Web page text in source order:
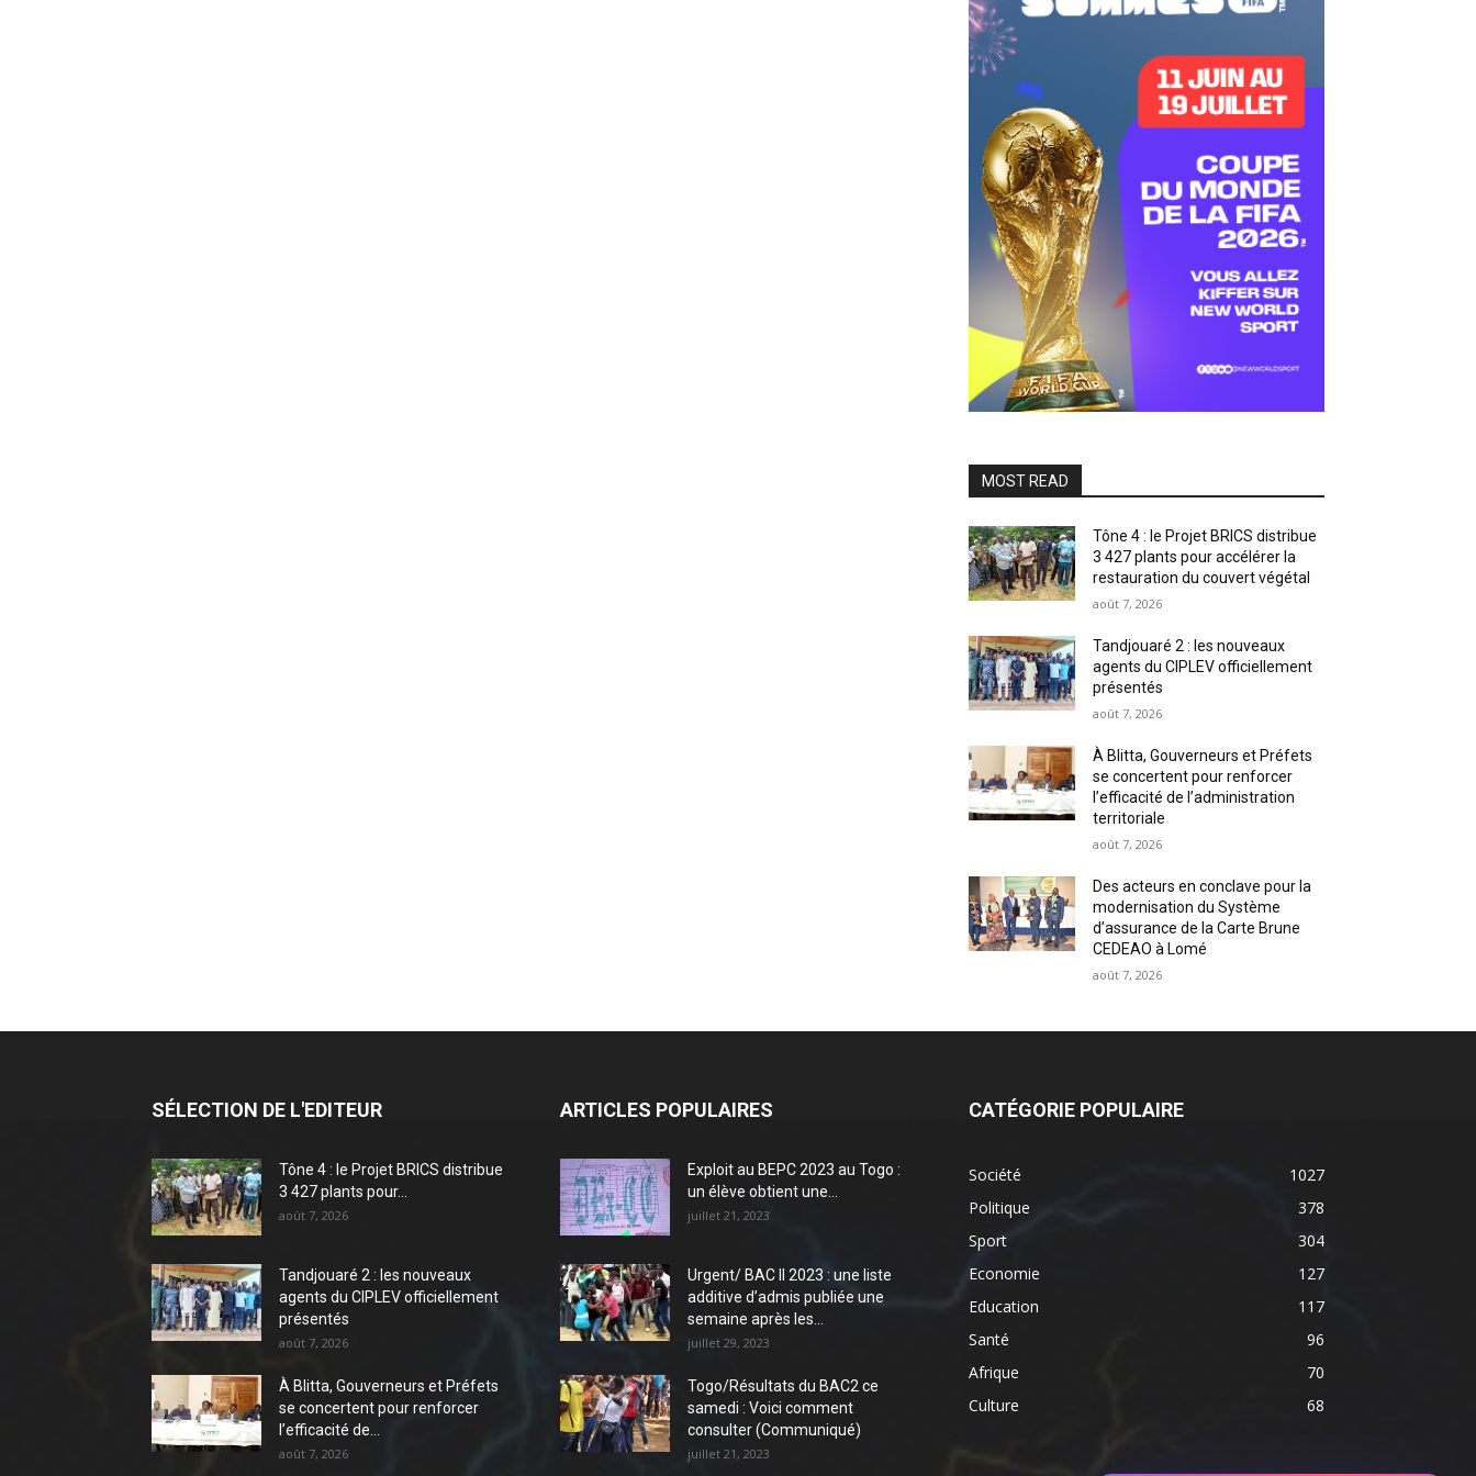
MOST READ
Tône 4 : le Projet BRICS distribue
3 427 plants pour accélérer la
restauration du couvert végétal
août 7, 2026
Tandjouaré 2 : les nouveaux
agents du CIPLEV officiellement
présentés
août 7, 2026
À Blitta, Gouverneurs et Préfets
se concertent pour renforcer
l’efficacité de l’administration
territoriale
août 7, 2026
Des acteurs en conclave pour la
modernisation du Système
d’assurance de la Carte Brune
CEDEAO à Lomé
août 7, 2026
SÉLECTION DE L'EDITEUR
Tône 4 : le Projet BRICS distribue
3 427 plants pour...
août 7, 2026
Tandjouaré 2 : les nouveaux
agents du CIPLEV officiellement
présentés
août 7, 2026
À Blitta, Gouverneurs et Préfets
se concertent pour renforcer
l’efficacité de...
août 7, 2026
ARTICLES POPULAIRES
Exploit au BEPC 2023 au Togo :
un élève obtient une...
juillet 21, 2023
Urgent/ BAC II 2023 : une liste
additive d’admis publiée une
semaine après les...
juillet 29, 2023
Togo/Résultats du BAC2 ce
samedi : Voici comment
consulter (Communiqué)
juillet 21, 2023
CATÉGORIE POPULAIRE
Société
1027
Politique
378
Sport
304
Economie
127
Education
117
Santé
96
Afrique
70
Culture
68